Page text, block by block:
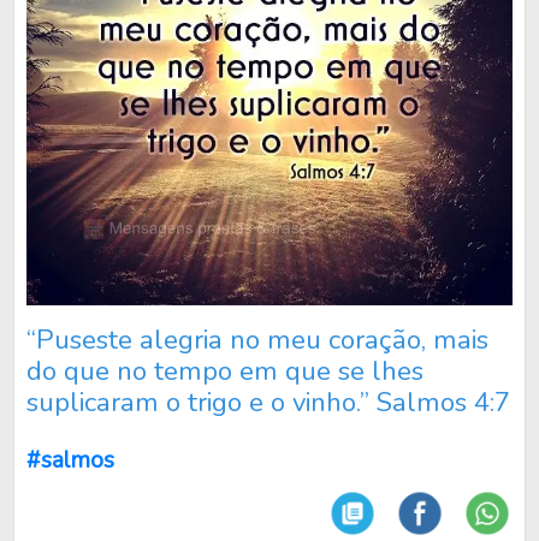
“Puseste alegria no meu coração, mais
do que no tempo em que se lhes
suplicaram o trigo e o vinho.” Salmos 4:7
#salmos